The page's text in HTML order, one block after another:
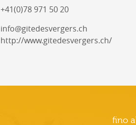
+41(0)78 971 50 20
info@gitedesvergers.ch
http://www.gitedesvergers.ch/
fino